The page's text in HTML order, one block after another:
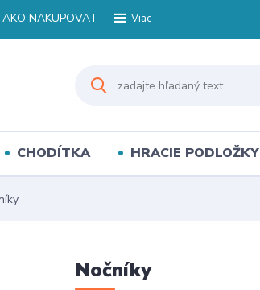
AKO NAKUPOVAT Viac
CHODÍTKA HRACIE PODLOŽKY
Nočníky